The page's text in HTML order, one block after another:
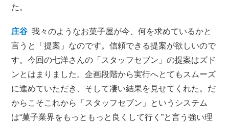
た。
庄谷 我々のようなお菓子屋が今、何を求めているかと
言うと「提案」なのです。信頼できる提案が欲しいので
す。今回の七洋さんの「スタッフセブン」の提案はズド
ンとはまりました。企画段階から実行へとてもスムーズ
に進めていただき、そして凄い結果を見せてくれた。だ
からこそこれから「スタッフセブン」というシステム
は“菓子業界をもっともっと良くして行く”と言う強い理